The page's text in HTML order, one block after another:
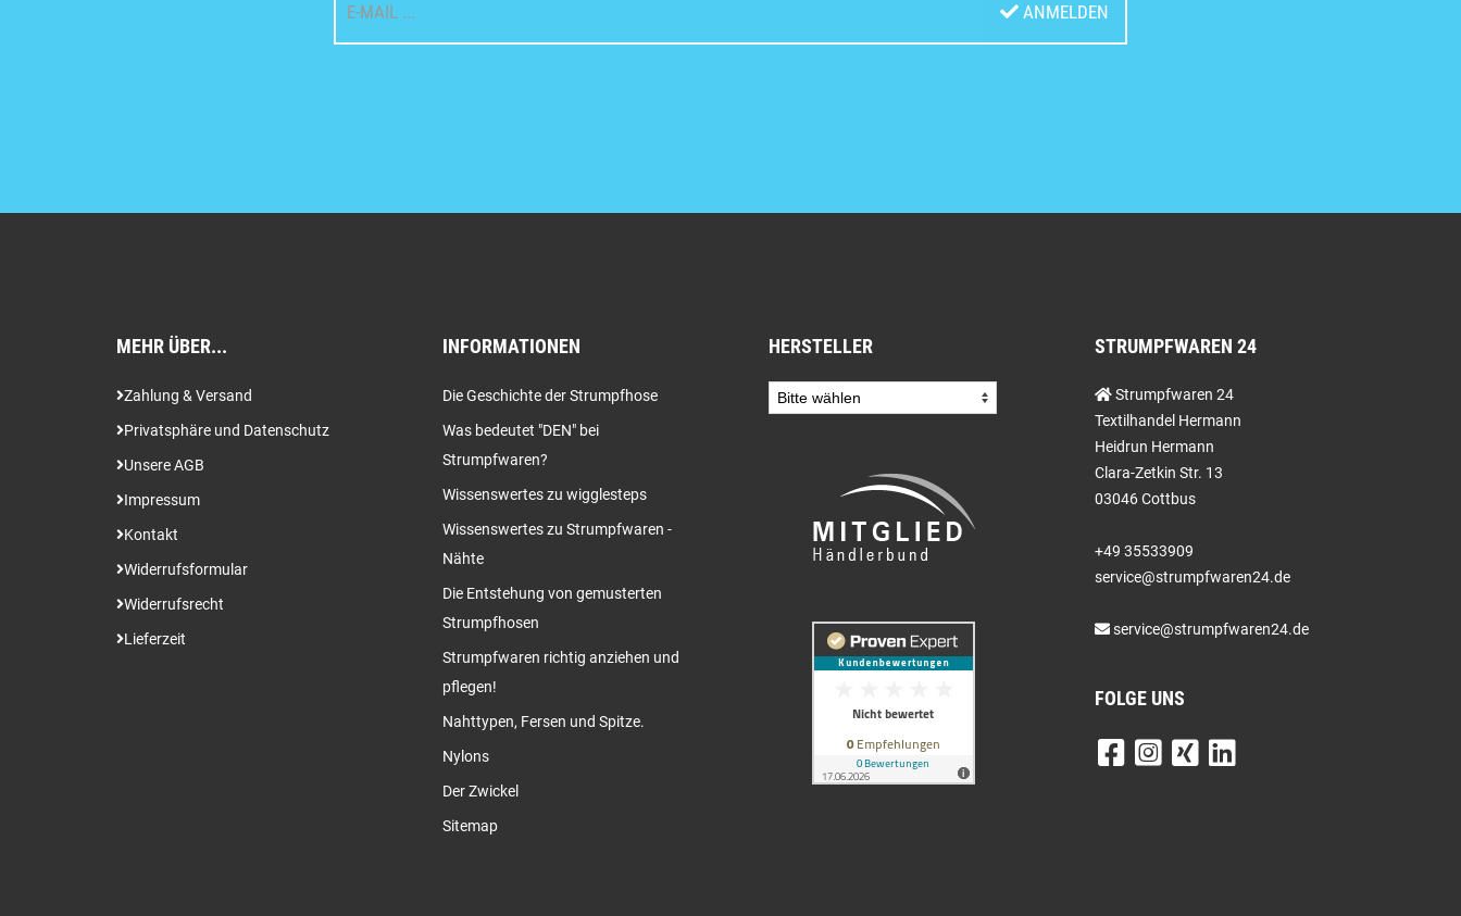
ANMELDEN
MEHR ÜBER...
Zahlung & Versand
Privatsphäre und Datenschutz
Unsere AGB
Impressum
Kontakt
Widerrufsformular
Widerrufsrecht
Lieferzeit
INFORMATIONEN
Die Geschichte der Strumpfhose
Was bedeutet "DEN" bei
Strumpfwaren?
Wissenswertes zu wigglesteps
Wissenswertes zu Strumpfwaren -
Nähte
Die Entstehung von gemusterten
Strumpfhosen
Strumpfwaren richtig anziehen und
pflegen!
Nahttypen, Fersen und Spitze.
Nylons
Der Zwickel
Sitemap
HERSTELLER STRUMPFWAREN 24
Strumpfwaren 24
Textilhandel Hermann
Heidrun Hermann
Clara-Zetkin Str. 13
03046 Cottbus
+49 35533909
service@strumpfwaren24.de
service@strumpfwaren24.de
FOLGE UNS